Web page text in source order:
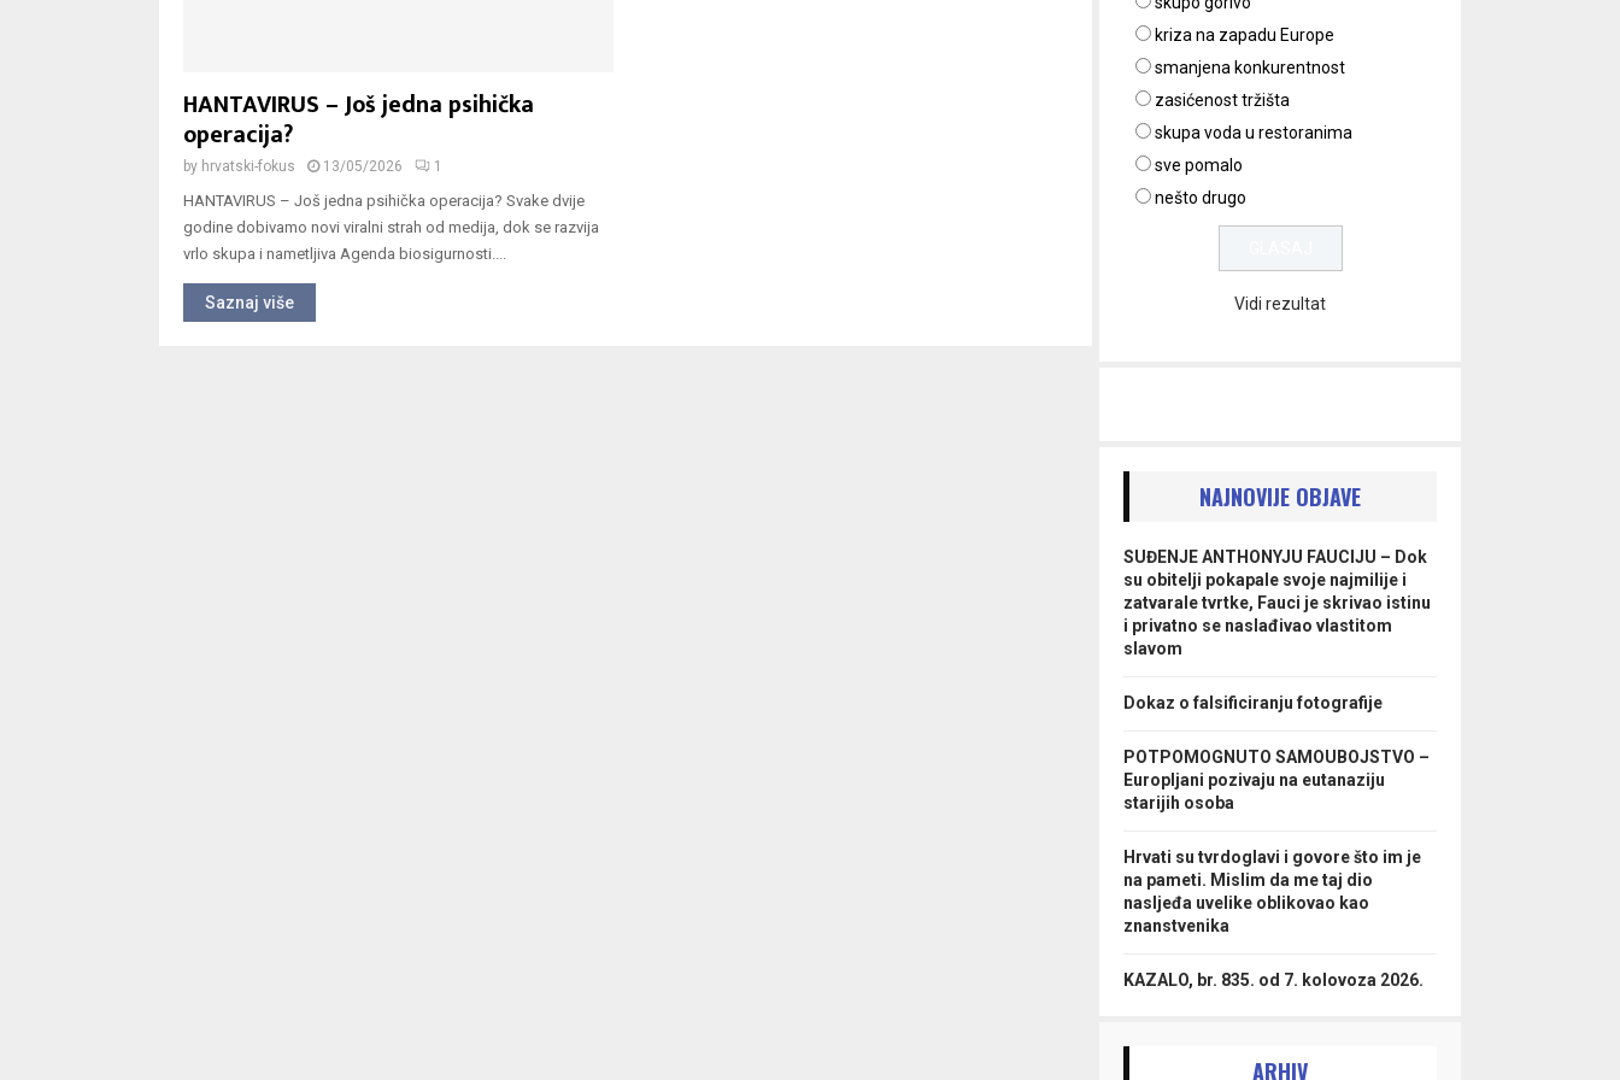
HANTAVIRUS – Još jedna psihička
operacija?
by hrvatski-fokus 13/05/2026 1
HANTAVIRUS – Još jedna psihička operacija? Svake dvije
godine dobivamo novi viralni strah od medija, dok se razvija
vrlo skupa i nametljiva Agenda biosigurnosti....
Saznaj više
kriza na zapadu Europe
smanjena konkurentnost
zasićenost tržišta
skupa voda u restoranima
sve pomalo
nešto drugo
Vidi rezultat
NAJNOVIJE OBJAVE
SUĐENJE ANTHONYJU FAUCIJU – Dok
su obitelji pokapale svoje najmilije i
zatvarale tvrtke, Fauci je skrivao istinu
i privatno se naslađivao vlastitom
slavom
Dokaz o falsificiranju fotografije
POTPOMOGNUTO SAMOUBOJSTVO –
Europljani pozivaju na eutanaziju
starijih osoba
Hrvati su tvrdoglavi i govore što im je
na pameti. Mislim da me taj dio
nasljeđa uvelike oblikovao kao
znanstvenika
KAZALO, br. 835. od 7. kolovoza 2026.
ARHIV